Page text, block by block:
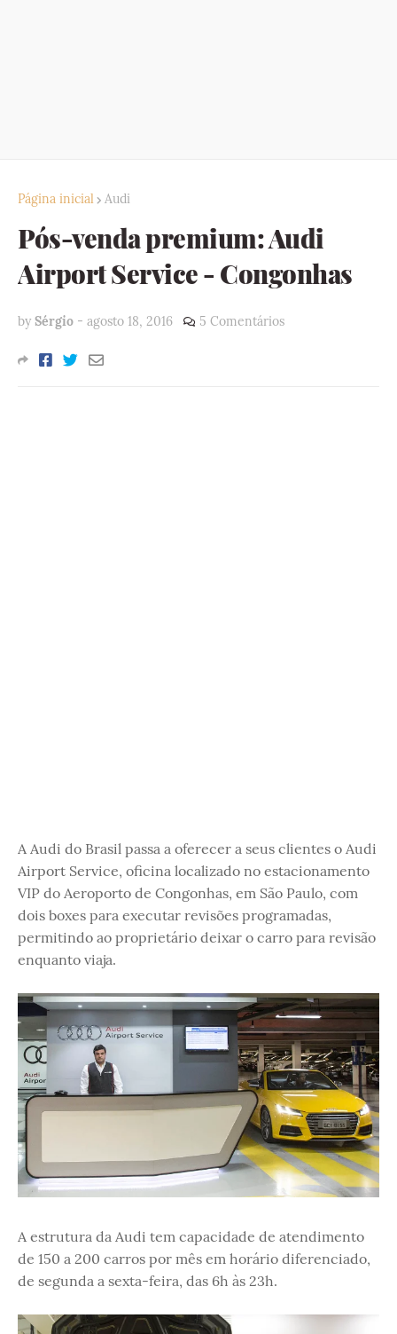
Página inicial Audi
Pós-venda premium: Audi
Airport Service - Congonhas
by Sérgio - agosto 18, 2016 5 Comentários
A Audi do Brasil passa a oferecer a seus clientes o Audi
Airport Service, oficina localizado no estacionamento
VIP do Aeroporto de Congonhas, em São Paulo, com
dois boxes para executar revisões programadas,
permitindo ao proprietário deixar o carro para revisão
enquanto viaja.
A estrutura da Audi tem capacidade de atendimento
de 150 a 200 carros por mês em horário diferenciado,
de segunda a sexta-feira, das 6h às 23h.